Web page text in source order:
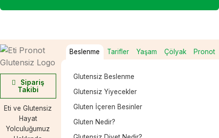
Sipariş
Takibi
Eti ve Glutensiz
Hayat
Yolculuğumuz
Beslenme Tarifler Yaşam Çölyak Pronot
Glutensiz Beslenme
Glutensiz Yiyecekler
Gluten İçeren Besinler
Gluten Nedir?